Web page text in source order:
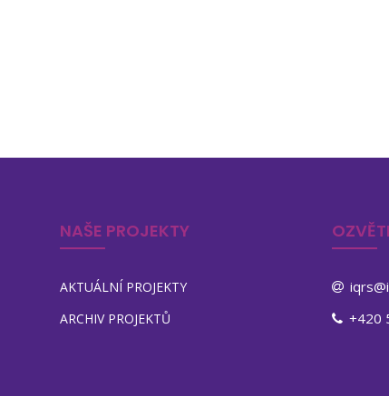
NAŠE PROJEKTY
AKTUÁLNÍ PROJEKTY
ARCHIV PROJEKTŮ
+420